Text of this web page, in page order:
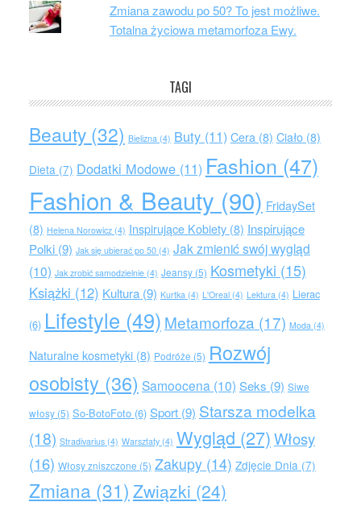
Zmiana zawodu po 50? To jest możliwe.
Totalna życiowa metamorfoza Ewy.
TAGI
Beauty(32) Bielizna (4) Buty(11) Cera (8) Ciało(8)
Dieta (7) Dodatki Modowe(11) Fashion (47)
Fashion & Beauty (90) FridaySet
(8) Helena Norowicz(4) Inspirujące Kobiety(8) Inspirujące
Polki(9) Jak się ubierać po 50(4) Jak zmienić swój wygląd
(10) Jak zrobić samodzielnie(4) Jeansy(5) Kosmetyki (15)
Książki (12) Kultura(9) Kurtka (4) L'Oreal(4) Lektura (4) Lierac
(6) Lifestyle (49) Metamorfoza (17) Moda (4)
Naturalne kosmetyki(8) Podróże (5) Rozwój
osobisty (36) Samoocena (10) Seks (9) Siwe
włosy(5) So-BotoFoto(6) Sport(9) Starsza modelka
(18) Stradivarius(4) Warsztaty(4) Wygląd (27)Włosy
(16) Włosy zniszczone (5) Zakupy(14) Zdjęcie Dnia (7)
Zmiana (31) Związki (24)